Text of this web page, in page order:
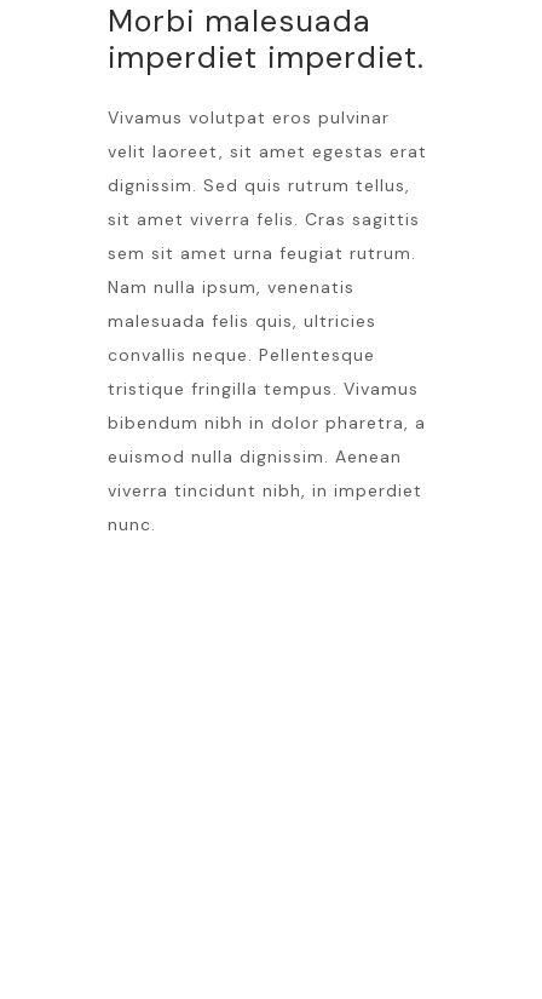
Morbi malesuada
imperdiet imperdiet.
Vivamus volutpat eros pulvinar
velit laoreet, sit amet egestas erat
dignissim. Sed quis rutrum tellus,
sit amet viverra felis. Cras sagittis
sem sit amet urna feugiat rutrum.
Nam nulla ipsum, venenatis
malesuada felis quis, ultricies
convallis neque. Pellentesque
tristique fringilla tempus. Vivamus
bibendum nibh in dolor pharetra, a
euismod nulla dignissim. Aenean
viverra tincidunt nibh, in imperdiet
nunc.